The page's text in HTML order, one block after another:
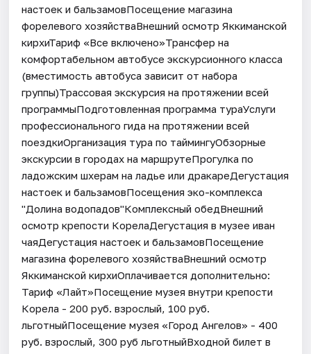
настоек и бальзамовПосещение магазина
форелевого хозяйстваВнешний осмотр Яккиманской
кирхиТариф «Все включено»Трансфер на
комфортабельном автобусе экскурсионного класса
(вместимость автобуса зависит от набора
группы)Трассовая экскурсия на протяжении всей
программыПодготовленная программа тураУслуги
профессионального гида на протяжении всей
поездкиОрганизация тура по таймингуОбзорные
экскурсии в городах на маршрутеПрогулка по
ладожским шхерам на ладье или дракареДегустация
настоек и бальзамовПосещения эко-комплекса
"Долина водопадов"Комплексный обедВнешний
осмотр крепости КорелаДегустация в музее иван
чаяДегустация настоек и бальзамовПосещение
магазина форелевого хозяйстваВнешний осмотр
Яккиманской кирхиОплачивается дополнительно:
Тариф «Лайт»Посещение музея внутри крепости
Корела - 200 руб. взрослый, 100 руб.
льготныйПосещение музея «Город Ангелов» - 400
руб. взрослый, 300 руб льготныйВходной билет в